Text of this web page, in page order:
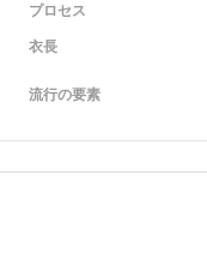
プロセス
衣長
流行の要素